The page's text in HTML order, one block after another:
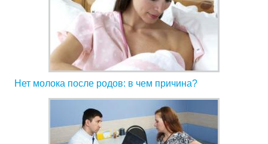
Нет молока после родов: в чем причина?